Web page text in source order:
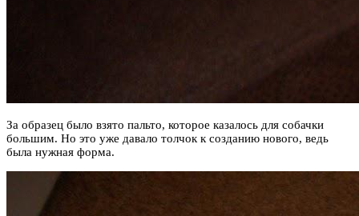
За образец было взято пальто, которое казалось для собачки
большим. Но это уже давало толчок к созданию нового, ведь
была нужная форма.